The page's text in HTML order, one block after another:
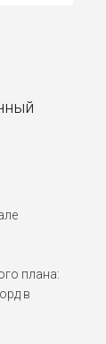
плана:
в